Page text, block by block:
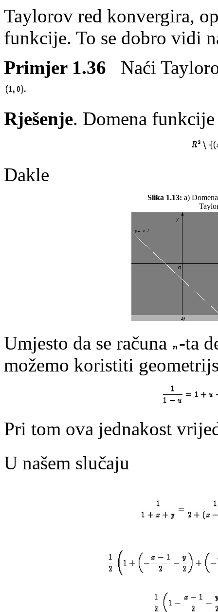
Taylorov red konvergira,
funkcije. To se dobro vidi
Primjer 1.36 Naći
Rješenje. Domena
Dakle
Slika 1.13: a)
Umjesto da se računa
-ta
možemo koristiti
Pri tom ova jednakost
U našem slučaju